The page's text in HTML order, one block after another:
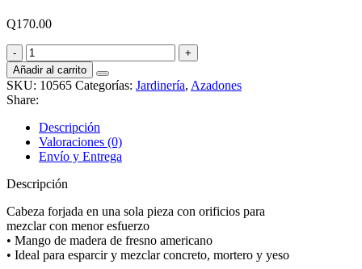
Q170.00
Azadón
mezclero
cabeza
forjada,
10"
de
ancho,
mango
60"
cantidad
Añadir al carrito
SKU: 10565 Categorías: Jardinería, Azadones
Share:
Descripción
Valoraciones (0)
Envío y Entrega
Descripción
Cabeza forjada en una sola pieza con orificios para
mezclar con menor esfuerzo
• Mango de madera de fresno americano
• Ideal para esparcir y mezclar concreto, mortero y yeso